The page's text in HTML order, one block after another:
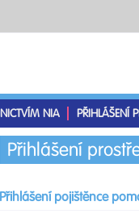
NIA PŘIHLÁŠENÍ
Přihlášení
Přihlášení pojištěnce